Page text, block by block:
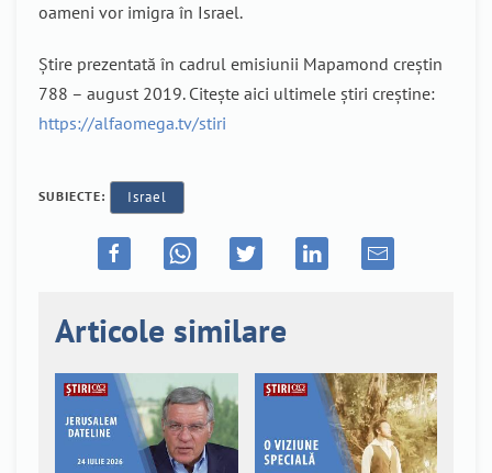
oameni vor imigra în Israel.
Știre prezentată în cadrul emisiunii Mapamond creștin
788 – august 2019. Citește aici ultimele știri creștine:
https://alfaomega.tv/stiri
SUBIECTE: Israel
Articole similare